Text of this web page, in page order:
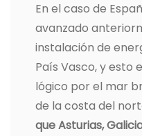
En el caso de
avanzado
instalación de
País Vasco, y
lógico por el mar
de la costa del
que Asturias,